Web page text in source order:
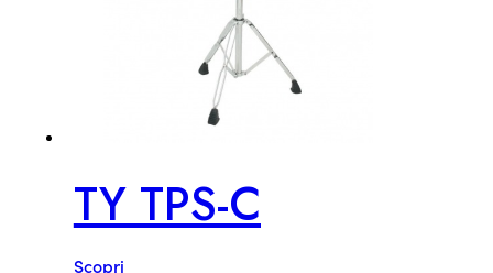
TY TPS-C
Scopri